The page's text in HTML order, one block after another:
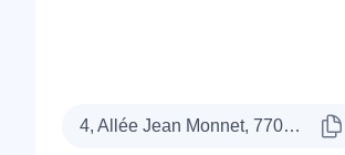
4, Allée Jean Monnet, 77090 Collégien